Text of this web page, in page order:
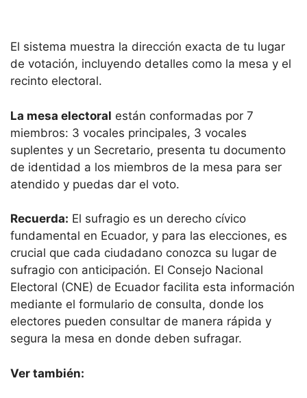
El sistema muestra la dirección exacta de tu lugar
de votación, incluyendo detalles como la mesa y el
recinto electoral.
La mesa electoral están conformadas por 7
miembros: 3 vocales principales, 3 vocales
suplentes y un Secretario, presenta tu documento
de identidad a los miembros de la mesa para ser
atendido y puedas dar el voto.
Recuerda: El sufragio es un derecho cívico
fundamental en Ecuador, y para las elecciones, es
crucial que cada ciudadano conozca su lugar de
sufragio con anticipación. El Consejo Nacional
Electoral (CNE) de Ecuador facilita esta información
mediante el formulario de consulta, donde los
electores pueden consultar de manera rápida y
segura la mesa en donde deben sufragar.
Ver también: